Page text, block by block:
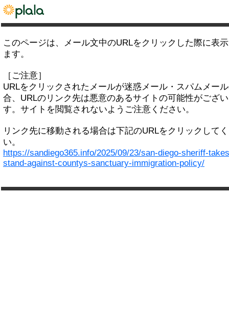
このページは、メール文中のURLをクリックした際に表
ます。
［ご注意］
URLをクリックされたメールが迷惑メール・スパムメー
合、URLのリンク先は悪意のあるサイトの可能性がござ
す。サイトを閲覧されないようご注意ください。
リンク先に移動される場合は下記のURLをクリックして
い。
https://sandiego365.info/2025/09/23/san-diego-sheriff-
stand-against-countys-sanctuary-immigration-policy/